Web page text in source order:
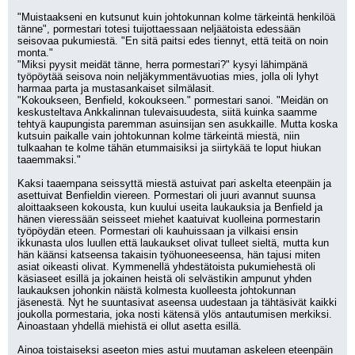
"Muistaakseni en kutsunut kuin johtokunnan kolme tärkeintä henkilöä
tänne", pormestari totesi tuijottaessaan neljäätoista edessään
seisovaa pukumiestä. "En sitä paitsi edes tiennyt, että teitä on noin
monta."
"Miksi pyysit meidät tänne, herra pormestari?" kysyi lähimpänä
työpöytää seisova noin neljäkymmentävuotias mies, jolla oli lyhyt
harmaa parta ja mustasankaiset silmälasit.
"Kokoukseen, Benfield, kokoukseen." pormestari sanoi. "Meidän on
keskusteltava Ankkalinnan tulevaisuudesta, siitä kuinka saamme
tehtyä kaupungista paremman asuinsijan sen asukkaille. Mutta koska
kutsuin paikalle vain johtokunnan kolme tärkeintä miestä, niin
tulkaahan te kolme tähän etummaisiksi ja siirtykää te loput hiukan
taaemmaksi."
Kaksi taaempana seissyttä miestä astuivat pari askelta eteenpäin ja
asettuivat Benfieldin viereen. Pormestari oli juuri avannut suunsa
aloittaakseen kokousta, kun kuului useita laukauksia ja Benfield ja
hänen vieressään seisseet miehet kaatuivat kuolleina pormestarin
työpöydän eteen. Pormestari oli kauhuissaan ja vilkaisi ensin
ikkunasta ulos luullen että laukaukset olivat tulleet sieltä, mutta kun
hän käänsi katseensa takaisin työhuoneeseensa, hän tajusi miten
asiat oikeasti olivat. Kymmenellä yhdestätoista pukumiehestä oli
käsiaseet esillä ja jokainen heistä oli selvästikin ampunut yhden
laukauksen johonkin näistä kolmesta kuolleesta johtokunnan
jäsenestä. Nyt he suuntasivat aseensa uudestaan ja tähtäsivät kaikki
joukolla pormestaria, joka nosti kätensä ylös antautumisen merkiksi.
Ainoastaan yhdellä miehistä ei ollut asetta esillä.
Ainoa toistaiseksi aseeton mies astui muutaman askeleen eteenpäin